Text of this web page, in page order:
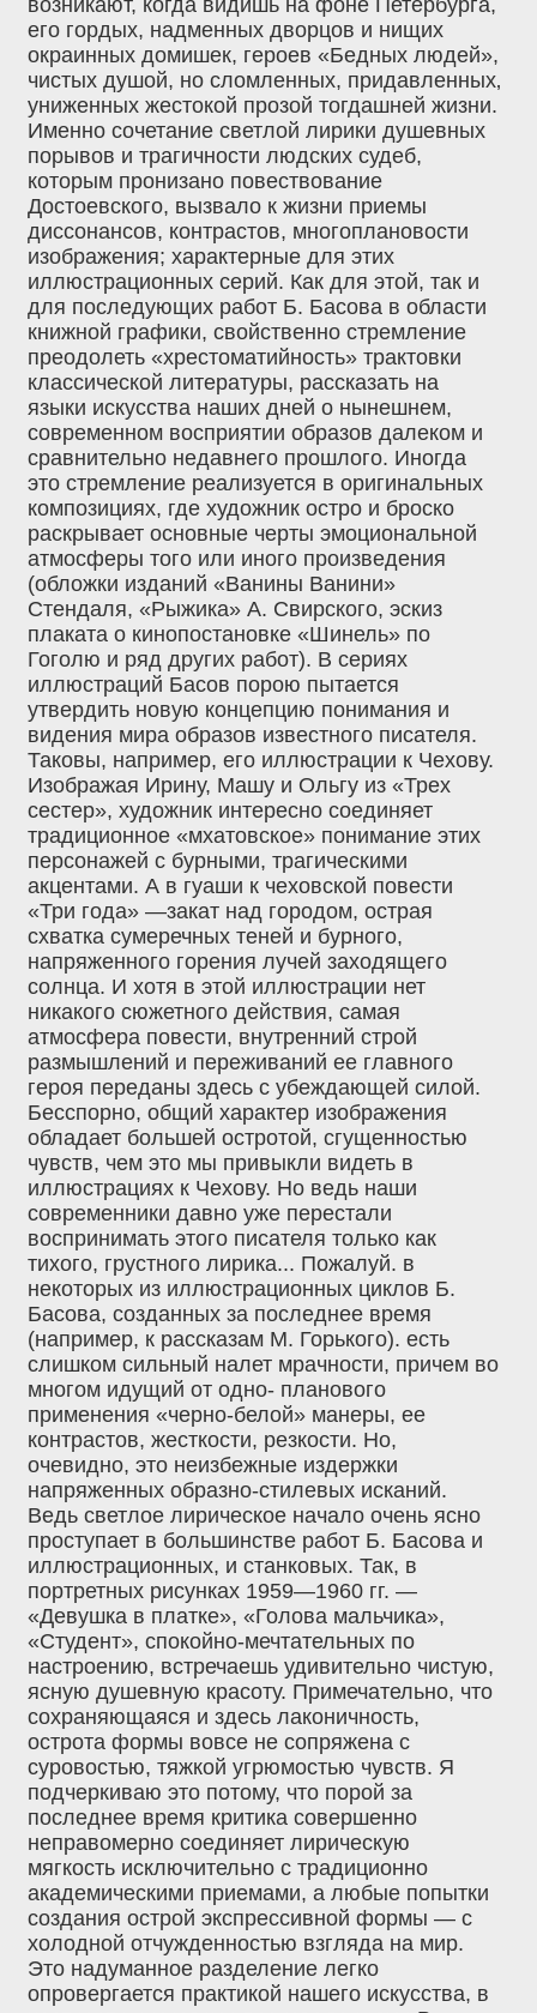
его гордых, надменных дворцов и нищих
окраинных домишек, героев «Бедных людей»,
чистых душой, но сломленных, придавленных‚
униженных жестокой прозой тогдашней жизни.
Именно сочетание светлой лирики душевных
порывов и трагичности людских судеб,
которым пронизано повествование
Достоевского, вызвало к жизни приемы
диссонансов, контрастов, многоплановости
изображения; характерные для этих
иллюстрационных серий. Как для этой, так и
для последующих работ Б. Басова в области
книжной графики, свойственно стремление
преодолеть «хрестоматийность» трактовки
классической литературы, рассказать на
языки искусства наших дней о нынешнем,
современном восприятии образов далеком и
сравнительно недавнего прошлого. Иногда
это стремление реализуется в оригинальных
композициях, где художник остро и броско
раскрывает основные черты эмоциональной
атмосферы того или иного произведения
(обложки изданий «Ванины Ванини»
Стендаля, «Рыжика» А. Свирского, эскиз
плаката о кинопостановке «Шинель» по
Гоголю и ряд других работ). В сериях
иллюстраций Басов порою пытается
утвердить новую концепцию понимания и
видения мира образов известного писателя.
Таковы, например, его иллюстрации к Чехову.
Изображая Ирину, Машу и Ольгу из «Трех
сестер», художник интересно соединяет
традиционное «мхатовское» понимание этих
персонажей с бурными, трагическими
акцентами. А в гуаши к чеховской повести
«Три года» —закат над городом, острая
схватка сумеречных теней и бурного,
напряженного горения лучей заходящего
солнца. И хотя в этой иллюстрации нет
никакого сюжетного действия, самая
атмосфера повести, внутренний строй
размышлений и переживаний ее главного
героя переданы здесь с убеждающей силой.
Бесспорно, общий характер изображения
обладает большей остротой, сгущенностью
чувств, чем это мы привыкли видеть в
иллюстрациях к Чехову. Но ведь наши
современники давно уже перестали
воспринимать этого писателя только как
тихого, грустного лирика... Пожалуй. в
некоторых из иллюстрационных циклов Б.
Басова, созданных за последнее время
(например, к рассказам М. Горького). есть
слишком сильный налет мрачности, причем во
многом идущий от одно- планового
применения «черно-белой» манеры, ее
контрастов, жесткости, резкости. Но,
очевидно, это неизбежные издержки
напряженных образно-стилевых исканий.
Ведь светлое лирическое начало очень ясно
проступает в большинстве работ Б. Басова и
иллюстрационных, и станковых. Так, в
портретных рисунках 1959—1960 гг. —
«Девушка в платке», «Голова мальчика»,
«Студент», спокойно-мечтательных по
настроению, встречаешь удивительно чистую,
ясную душевную красоту. Примечательно, что
сохраняющаяся и здесь лаконичность,
острота формы вовсе не сопряжена с
суровостью, тяжкой угрюмостью чувств. Я
подчеркиваю это потому, что порой за
последнее время критика совершенно
неправомерно соединяет лирическую
мягкость исключительно с традиционно
академическими приемами, а любые попытки
создания острой экспрессивной формы — с
холодной отчужденностью взгляда на мир.
Это надуманное разделение легко
опровергается практикой нашего искусства, в